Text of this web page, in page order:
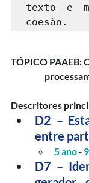
texto e
coesão.
TÓPICO PAAEB:
Descritores
D2 –
entre
5 ano -
D7 –